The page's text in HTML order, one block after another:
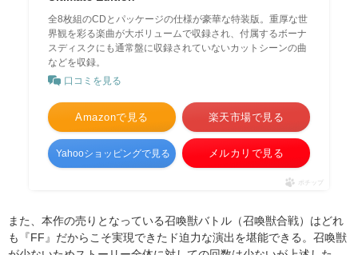
全8枚組のCDとパッケージの仕様が豪華な特装版。重厚な世
界観を彩る楽曲が大ボリュームで収録され、付属するボーナ
スディスクにも通常盤に収録されていないカットシーンの曲
などを収録。
口コミを見る
Amazonで見る 楽天市場で見る
Yahooショッピングで見る メルカリで見る
ポチップ
また、本作の売りとなっている召喚獣バトル（召喚獣合戦）はどれ
も『FF』だからこそ実現できたド迫力な演出を堪能できる。召喚獣